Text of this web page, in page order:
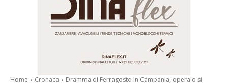
Home Cronaca
Dramma di Ferragosto in Campania, operaio si